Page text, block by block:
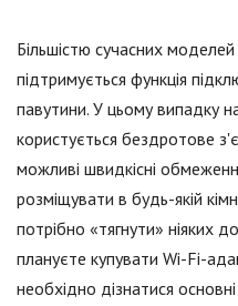
Більшістю сучасних
підтримується функція
павутини. У цьому випадку
користується бездротове
можливі швидкісні
розміщувати в будь-якій
потрібно «тягнути» ніяких
плануєте купувати Wi-Fi-
необхідно дізнатися